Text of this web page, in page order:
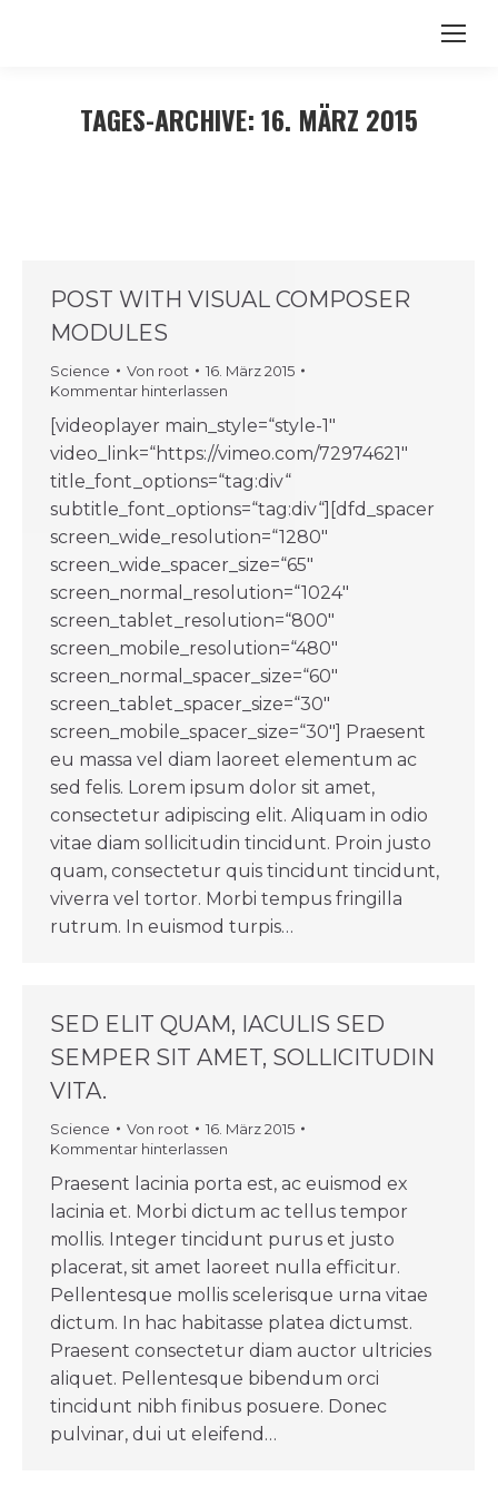
TAGES-ARCHIVE:16. MÄRZ 2015
POST WITH VISUAL COMPOSER
MODULES
Science Von root
16. März 2015
Kommentar hinterlassen
[videoplayer main_style=“style-1″
video_link=“https://vimeo.com/72974621″
title_font_options=“tag:div“
subtitle_font_options=“tag:div“][dfd_spacer
screen_wide_resolution=“1280″
screen_wide_spacer_size=“65″
screen_normal_resolution=“1024″
screen_tablet_resolution=“800″
screen_mobile_resolution=“480″
screen_normal_spacer_size=“60″
screen_tablet_spacer_size=“30″
screen_mobile_spacer_size=“30″] Praesent
eu massa vel diam laoreet elementum ac
sed felis. Lorem ipsum dolor sit amet,
consectetur adipiscing elit. Aliquam in odio
vitae diam sollicitudin tincidunt. Proin justo
quam, consectetur quis tincidunt tincidunt,
viverra vel tortor. Morbi tempus fringilla
rutrum. In euismod turpis…
SED ELIT QUAM, IACULIS SED
SEMPER SIT AMET, SOLLICITUDIN
VITA.
Science Von root
16. März 2015
Kommentar hinterlassen
Praesent lacinia porta est, ac euismod ex
lacinia et. Morbi dictum ac tellus tempor
mollis. Integer tincidunt purus et justo
placerat, sit amet laoreet nulla efficitur.
Pellentesque mollis scelerisque urna vitae
dictum. In hac habitasse platea dictumst.
Praesent consectetur diam auctor ultricies
aliquet. Pellentesque bibendum orci
tincidunt nibh finibus posuere. Donec
pulvinar, dui ut eleifend…